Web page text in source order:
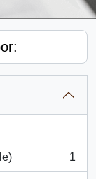
1